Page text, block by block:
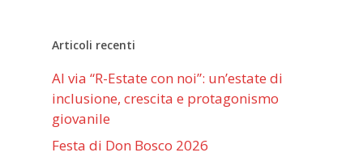
Articoli recenti
Al via “R-Estate con noi”: un’estate di
inclusione, crescita e protagonismo
giovanile
Festa di Don Bosco 2026